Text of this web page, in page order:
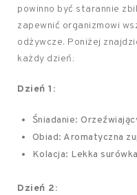
powinno być starannie
zapewnić organizmowi
odżywcze. Poniżej
każdy dzień:
Dzień 1:
Śniadanie:
Obiad: Aromatyczna
Kolacja: Lekka
Dzień 2: